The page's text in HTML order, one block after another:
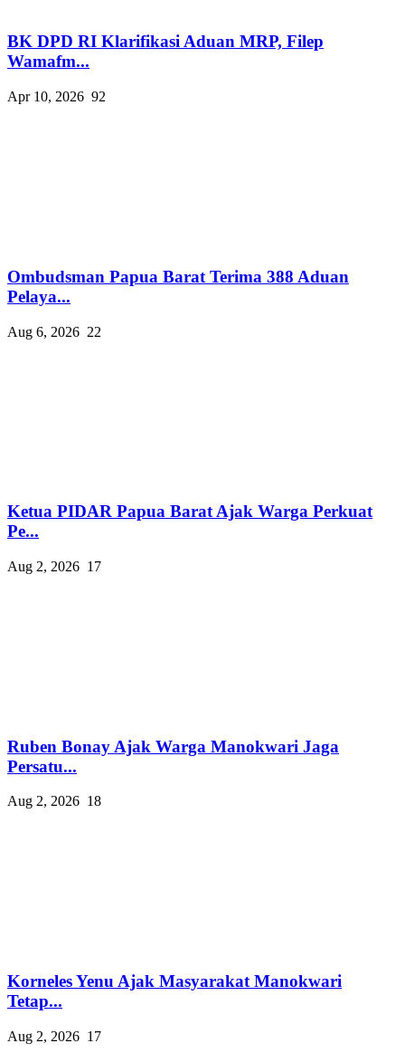
BK DPD RI Klarifikasi Aduan MRP, Filep
Wamafm...
Apr 10, 2026 92
Ombudsman Papua Barat Terima 388 Aduan
Pelaya...
Aug 6, 2026 22
Ketua PIDAR Papua Barat Ajak Warga Perkuat
Pe...
Aug 2, 2026 17
Ruben Bonay Ajak Warga Manokwari Jaga
Persatu...
Aug 2, 2026 18
Korneles Yenu Ajak Masyarakat Manokwari
Tetap...
Aug 2, 2026 17